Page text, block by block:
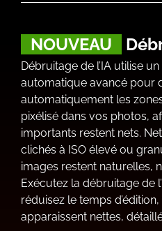
NOUVEAU
Débruitage de l’IA utilise
automatique avancé pour
automatiquement les
pixélisé dans vos photos,
importants restent nets.
clichés à ISO élevé ou
images restent naturelles,
Exécutez la débruitage de
réduisez le temps
apparaissent nettes,